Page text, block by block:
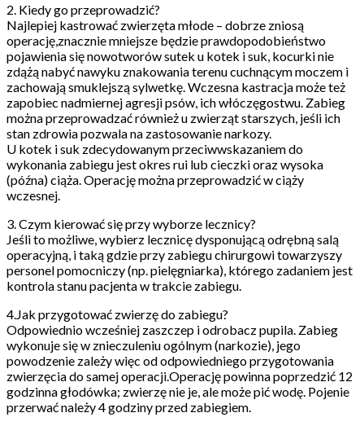
2. Kiedy go przeprowadzić?
Najlepiej kastrować zwierzęta młode – dobrze zniosą
operację,znacznie mniejsze będzie prawdopodobieństwo
pojawienia się nowotworów sutek u kotek i suk, kocurki nie
zdążą nabyć nawyku znakowania terenu cuchnącym moczem i
zachowają smuklejszą sylwetkę. Wczesna kastracja może też
zapobiec nadmiernej agresji psów, ich włóczęgostwu. Zabieg
można przeprowadzać również u zwierząt starszych, jeśli ich
stan zdrowia pozwala na zastosowanie narkozy.
U kotek i suk zdecydowanym przeciwwskazaniem do
wykonania zabiegu jest okres rui lub cieczki oraz wysoka
(późna) ciąża. Operację można przeprowadzić w ciąży
wczesnej.
3. Czym kierować się przy wyborze lecznicy?
Jeśli to możliwe, wybierz lecznicę dysponującą odrębną salą
operacyjną, i taką gdzie przy zabiegu chirurgowi towarzyszy
personel pomocniczy (np. pielęgniarka), którego zadaniem jest
kontrola stanu pacjenta w trakcie zabiegu.
4.Jak przygotować zwierzę do zabiegu?
Odpowiednio wcześniej zaszczep i odrobacz pupila. Zabieg
wykonuje się w znieczuleniu ogólnym (narkozie), jego
powodzenie zależy więc od odpowiedniego przygotowania
zwierzęcia do samej operacji.Operację powinna poprzedzić 12
godzinna głodówka; zwierzę nie je, ale może pić wodę. Pojenie
przerwać należy 4 godziny przed zabiegiem.